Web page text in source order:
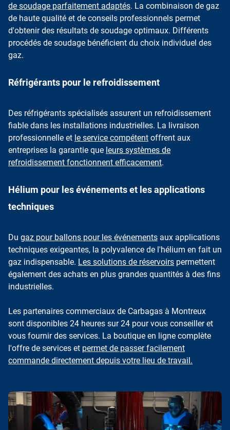
de soudage parfaitement adaptés. La combinaison de gaz
de haute qualité et de conseils professionnels permet
d'obtenir des résultats de soudage optimaux. Différents
procédés de soudage bénéficient du choix individuel des
gaz.
Réfrigérants pour le refroidissement
Des réfrigérants spécialisés assurent un refroidissement
fiable dans les installations industrielles. La livraison
professionnelle et le service compétent offrent aux
entreprises la garantie que leurs systèmes de
refroidissement fonctionnent efficacement.
Hélium pour les événements et les applications
techniques
Du gaz pour ballons pour les événements aux applications
techniques exigeantes, la polyvalence de l'hélium en fait un
gaz indispensable. Les solutions de réservoirs permettent
également des achats en plus grandes quantités à des fins
industrielles.
Les partenaires commerciaux de Carbagas à Montreux
sont disponibles 24 heures sur 24 pour vous conseiller et
vous fournir des services. La boutique en ligne complète
l'offre de services et permet de passer facilement
commande directement depuis votre lieu de travail.